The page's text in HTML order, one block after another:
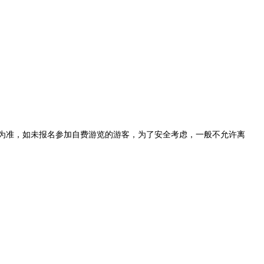
准，如未报名参加自费游览的游客，为了安全考虑，一般不允许离